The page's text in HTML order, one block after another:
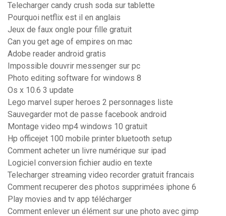
Telecharger candy crush soda sur tablette
Pourquoi netflix est il en anglais
Jeux de faux ongle pour fille gratuit
Can you get age of empires on mac
Adobe reader android gratis
Impossible douvrir messenger sur pc
Photo editing software for windows 8
Os x 10.6 3 update
Lego marvel super heroes 2 personnages liste
Sauvegarder mot de passe facebook android
Montage video mp4 windows 10 gratuit
Hp officejet 100 mobile printer bluetooth setup
Comment acheter un livre numérique sur ipad
Logiciel conversion fichier audio en texte
Telecharger streaming video recorder gratuit francais
Comment recuperer des photos supprimées iphone 6
Play movies and tv app télécharger
Comment enlever un élément sur une photo avec gimp